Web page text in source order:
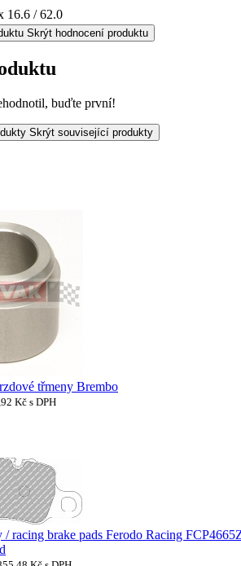
16.6 / 62.0
Skrýt hodnocení produktu
buďte první!
Skrýt související produkty
třmeny Brembo
Kčs DPH
/ racing brake pads Ferodo Racing